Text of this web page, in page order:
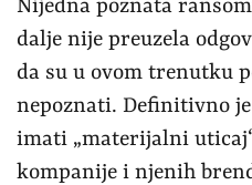
Nijedna poznata
dalje nije preuzela
da su u ovom trenutku
nepoznati. Definitivno
imati „materijalni
kompanije i njenih